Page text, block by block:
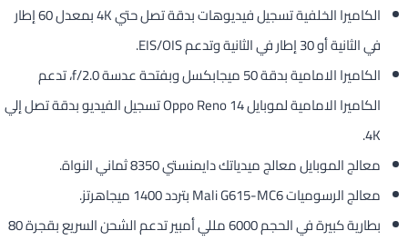
الكاميرا الخلفية تسجيل فيديوهات بدقة تصل حتي 4K بمعدل 60 إطار
في الثانية أو 30 إطار في الثانية وتدعم EIS/OIS.
الكاميرا الامامية بدقة 50 ميجابكسل وبفتحة عدسة f/2.0، تدعم
الكاميرا الامامية لموبايل Oppo Reno 14 تسجيل الفيديو بدقة تصل إلي
4K.
معالج الموبايل معالج ميدياتك دايمنستي 8350 ثماني النواة.
معالج الرسوميات Mali G615-MC6 بتردد 1400 ميجاهرتز.
بطارية كبيرة في الحجم 6000 مللي أمبير تدعم الشحن السريع بقجرة 80